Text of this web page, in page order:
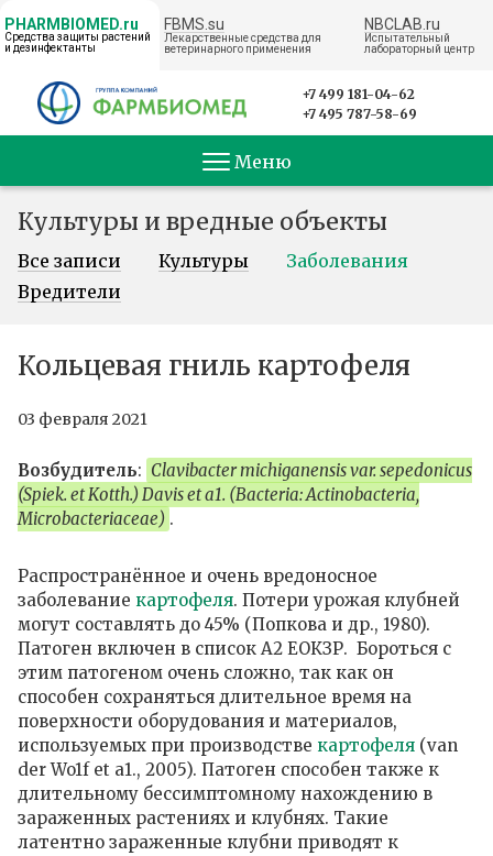
PHARMBIOMED.ru
Средства защиты растений
и дезинфектанты
FBMS.su
Лекарственные средства для
ветеринарного применения
NBCLAB.ru
Испытательный
лабораторный центр
← НА ГЛАВНУЮ
+7 499 181-04-62
+7 495 787-58-69
Меню
Культуры и вредные объекты
Все записи Культуры
Заболевания
Вредители
Кольцевая гниль картофеля
03 февраля 2021
Возбудитель: Clavibacter michiganensis var. sepedonicus
(Spiek. et Kotth.) Davis et а1. (Bacteria: Actinobacteria,
Microbacteriaceae) .
Распространённое и очень вредоносное
заболевание картофеля. Потери урожая клубней
могут составлять до 45% (Попкова и др., 1980).
Патоген включен в список А2 ЕОКЗР. Бороться с
этим патогеном очень сложно, так как он
способен сохраняться длительное время на
поверхности оборудования и материалов,
используемых при производстве картофеля (van
der Wo1f et а1., 2005). Патоген способен также к
длительному бессимптомному нахождению в
зараженных растениях и клубнях. Такие
латентно зараженные клубни приводят к